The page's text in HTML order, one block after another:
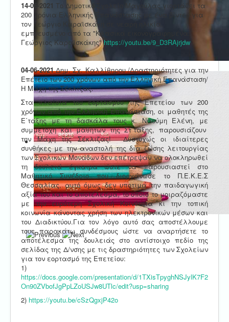
14-06-2021 Το Δημοτικό Σχολείο Μαγούλας γιορτάζει τα
200 χρόνια Ελληνικής Επανάστασης με ένα βίντεο για
τον Γεώργιο Καραϊσκάκη σε νεαρή ηλικία,
εμπνευσμένο από τα "Κλασικά εικονογραφημένα:
Γεώργιος Καραϊσκάκης"https://youtu.be/9_D3RAjrjdw
04-06-2021Δημ. Σχ. Καλλίθηρου /Δραστηριότητες για την
Επέτειο των 200 χρόνων από την Ελληνική Επανάσταση/
Η Μάχη της Σέκλιζας.
Στα πλαίσια του εορτασμού της Επετείου των 200
χρόνων από την Ελληνική Επανάσταση, οι μαθητές της
Ε΄τάξης με τη δασκάλα τους κ. Ναούμη Ελένη, με
συμμετοχή και μαθητών της Στ΄τάξης, παρουσιάζουν
την Μάχη της Σέκλιζας! Δυστυχώς οι ιδιαίτερες
συνθήκες με την αναστολή της δια ζώσης λειτουργίας
των Σχολικών Μονάδων δεν επέτρεψαν να ολοκληρωθεί
τη δουλειά έγκαιρα ώστε να παρουσιαστεί στο
Μαθητικό Συνέδριο που διοργάνωσε το Π.Ε.Κ.Ε.Σ
Θεσσαλίας, αυτό όμως δεν υποτιμά την παιδαγωγική
αξία του και το αποτέλεσμα, το οποίο το μοιραζόμαστε
με την ευρύτερη Σχολική Κοινότητα κι την τοπική
κοινωνία κάνοντας χρήση των ηλεκτρονικών μέσων και
του Διαδικτύου.Για τον λόγο αυτό σας αποστέλλουμε
τους παρακάτω συνδέσμους ώστε να αναρτήσετε το
αποτέλεσμα της δουλειάς στο αντίστοιχο πεδίο της
σελίδας της Δ/νσης με τις δραστηριότητες των Σχολείων
για τον εορτασμό της Επετείου:
1)
https://docs.google.com/presentation/d/1TXisTpyghNSJylK7F2
On90ZVbofJgPpLZoUSJw8UTlc/edit?usp=sharing
2) https://youtu.be/cSzQgxjP42o